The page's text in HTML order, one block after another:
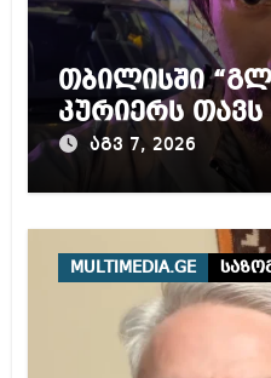
თბილისში
კურიერს თავს
აგვ 7, 2026
MULTIMEDIA.GE